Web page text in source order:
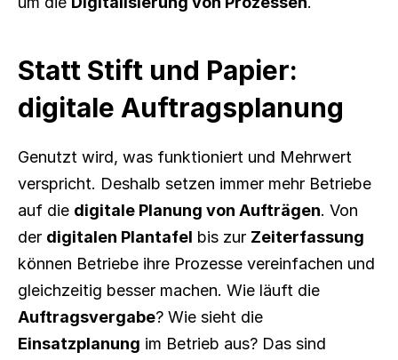
Statt Stift und Papier:
digitale Auftragsplanung
Genutzt wird, was funktioniert und Mehrwert
verspricht. Deshalb setzen immer mehr Betriebe
auf die digitale Planung von Aufträgen. Von
der digitalen Plantafel bis zur Zeiterfassung
können Betriebe ihre Prozesse vereinfachen und
Auftragsvergabe
Einsatzplanung im Betrieb aus? Das sind